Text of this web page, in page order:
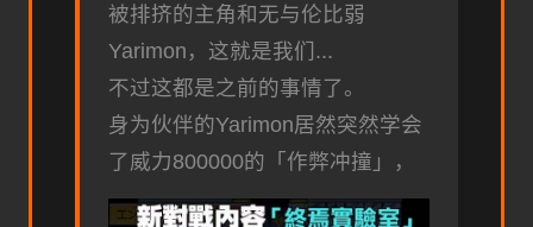
被排挤的主角和无与伦比弱
Yarimon，这就是我们...
不过这都是之前的事情了。
身为伙伴的Yarimon居然突然学会
了威力800000的「作弊冲撞」，